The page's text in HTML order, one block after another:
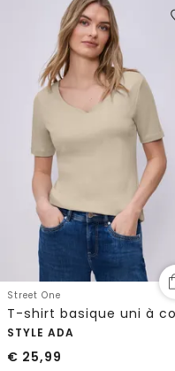
Street One
STYLE ADA
€ 25,99